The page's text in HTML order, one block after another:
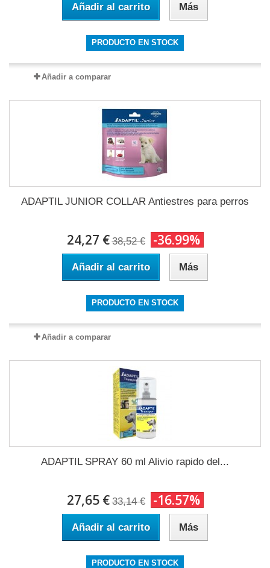
Añadir al carrito Más
PRODUCTO EN STOCK
Añadir a comparar
ADAPTIL JUNIOR COLLAR Antiestres para perros
24,27 € 38,52 € -36.99%
Añadir al carrito Más
PRODUCTO EN STOCK
Añadir a comparar
ADAPTIL SPRAY 60 ml Alivio rapido del...
27,65 € 33,14 € -16.57%
Añadir al carrito Más
PRODUCTO EN STOCK